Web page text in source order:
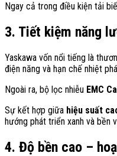
Ngay cả trong điều kiện tải
3. Tiết kiệm năng
Yaskawa vốn nổi tiếng là
điện năng và hạn chế nhiệt
Ngoài ra, bộ lọc nhiễu EMC
Sự kết hợp giữa hiệu suất
hướng phát triển xanh và bền
4. Độ bền cao –